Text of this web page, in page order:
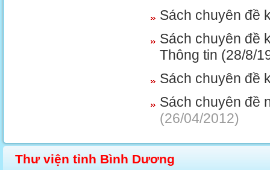
Sách chuyên đề
Sách chuyên đề
Thông tin (28/8/
Sách chuyên đề
Sách chuyên đề
(26/04/2012)
Thư viện tỉnh Bình Dương